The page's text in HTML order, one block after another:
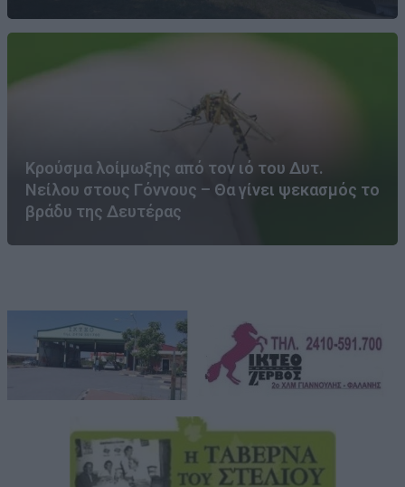
Κρούσμα λοίμωξης από τον ιό του Δυτ.
Νείλου στους Γόννους – Θα γίνει ψεκασμός το
βράδυ της Δευτέρας